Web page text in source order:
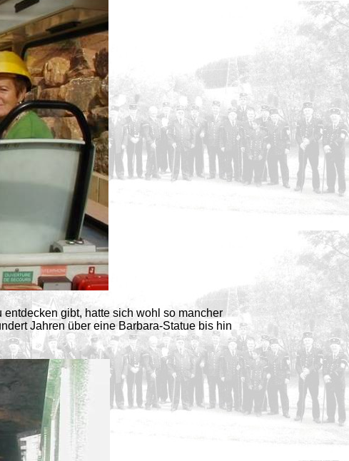
gibt, hatte sich wohl so mancher
Jahren über eine Barbara-Statue bis hin